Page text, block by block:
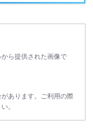
ら提供された画像で
あります。ご利用の際
。